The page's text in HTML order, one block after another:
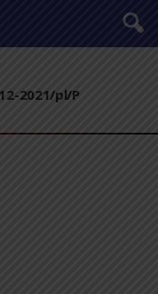
12-2021/pl/P